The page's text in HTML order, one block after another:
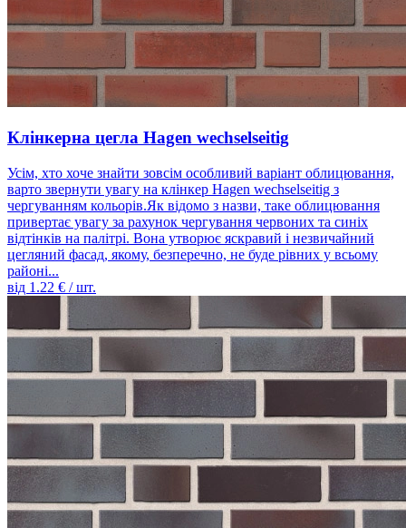
Клінкерна цегла Hagen wechselseitig
Усім, хто хоче знайти зовсім особливий варіант облицювання,
варто звернути увагу на клінкер Hagen wechselseitig з
чергуванням кольорів.Як відомо з назви, таке облицювання
привертає увагу за рахунок чергування червоних та синіх
відтінків на палітрі. Вона утворює яскравий і незвичайний
цегляний фасад, якому, безперечно, не буде рівних у всьому
районі...
від 1.22 € / шт.